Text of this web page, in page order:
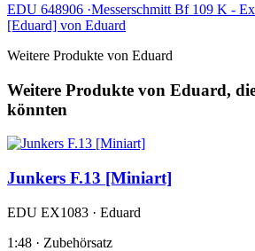
EDU 648906 ·Messerschmitt Bf 109 K -
[Eduard] von Eduard
Weitere Produkte von Eduard
Weitere Produkte von Eduard,
könnten
Junkers F.13 [Miniart]
EDU EX1083 · Eduard
1:48 · Zubehörsatz